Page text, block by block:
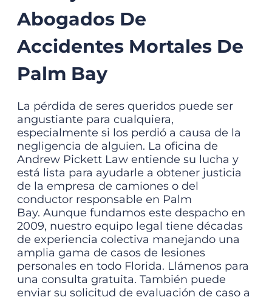
Abogados De
Accidentes Mortales De
Palm Bay
La pérdida de seres queridos puede ser
angustiante para cualquiera,
especialmente si los perdió a causa de la
negligencia de alguien. La oficina de
Andrew Pickett Law entiende su lucha y
está lista para ayudarle a obtener justicia
de la empresa de camiones o del
conductor responsable en Palm
Bay. Aunque fundamos este despacho en
2009, nuestro equipo legal tiene décadas
de experiencia colectiva manejando una
amplia gama de casos de lesiones
personales en todo Florida. Llámenos para
una consulta gratuita. También puede
enviar su solicitud de evaluación de caso a